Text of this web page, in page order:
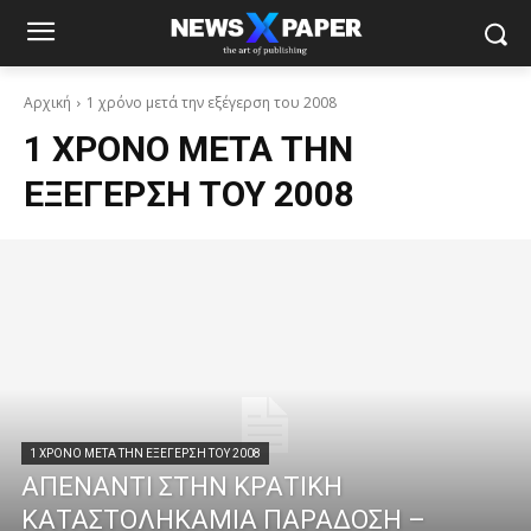
Αρχική 1 χρόνο μετά την εξέγερση του 2008
1 ΧΡΌΝΟ ΜΕΤΆ ΤΗΝ
ΕΞΈΓΕΡΣΗ ΤΟΥ 2008
1 ΧΡΌΝΟ ΜΕΤΆ ΤΗΝ ΕΞΈΓΕΡΣΗ ΤΟΥ 2008
ΑΠΕΝΑΝΤΙ ΣΤΗΝ ΚΡΑΤΙΚΗ
ΚΑΤΑΣΤΟΛΗΚΑΜΙΑ ΠΑΡΑΔΟΣΗ –